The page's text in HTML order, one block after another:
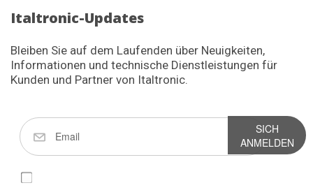
Italtronic-Updates
Bleiben Sie auf dem Laufenden über Neuigkeiten,
Informationen und technische Dienstleistungen für
Kunden und Partner von Italtronic.
SICH
ANMELDEN